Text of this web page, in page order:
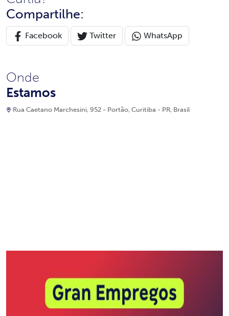
Compartilhe:
Facebook Twitter WhatsApp
Onde
Estamos
Rua Caetano Marchesini, 952 - Portão, Curitiba - PR, Brasil